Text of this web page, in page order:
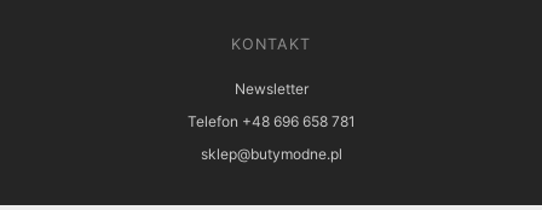
KONTAKT
Newsletter
Telefon +48 696 658 781
sklep@butymodne.pl